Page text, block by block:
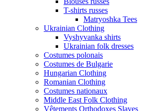
T-shirts russes
Matryoshka Tees
Ukrainian Clothing
Vyshyvanka shirts
Ukrainian folk dresses
Costumes polonais
Costumes de Bulgarie
Hungarian Clothing
Romanian Clothing
Costumes nationaux
Middle East Folk Clothing
Vêtements Orthodoxes Slaves